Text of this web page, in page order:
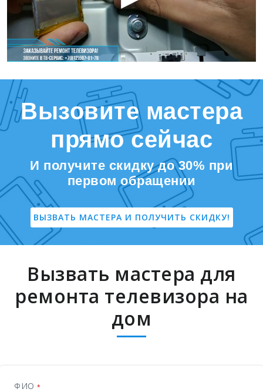
Вызовите мастера
прямо сейчас
И получите скидку до 30% при
первом обращении
ВЫЗВАТЬ МАСТЕРА И ПОЛУЧИТЬ СКИДКУ!
Вызвать мастера для
ремонта телевизора на
дом
ФИО *